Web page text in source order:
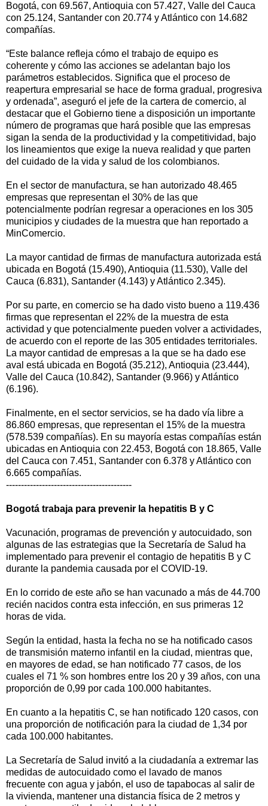
Bogotá, con 69.567, Antioquia con 57.427, Valle del Cauca
con 25.124, Santander con 20.774 y Atlántico con 14.682
compañías.
“Este balance refleja cómo el trabajo de equipo es
coherente y cómo las acciones se adelantan bajo los
parámetros establecidos. Significa que el proceso de
reapertura empresarial se hace de forma gradual, progresiva
y ordenada”, aseguró el jefe de la cartera de comercio, al
destacar que el Gobierno tiene a disposición un importante
número de programas que hará posible que las empresas
sigan la senda de la productividad y la competitividad, bajo
los lineamientos que exige la nueva realidad y que parten
del cuidado de la vida y salud de los colombianos.
En el sector de manufactura, se han autorizado 48.465
empresas que representan el 30% de las que
potencialmente podrían regresar a operaciones en los 305
municipios y ciudades de la muestra que han reportado a
MinComercio.
La mayor cantidad de firmas de manufactura autorizada está
ubicada en Bogotá (15.490), Antioquia (11.530), Valle del
Cauca (6.831), Santander (4.143) y Atlántico 2.345).
Por su parte, en comercio se ha dado visto bueno a 119.436
firmas que representan el 22% de la muestra de esta
actividad y que potencialmente pueden volver a actividades,
de acuerdo con el reporte de las 305 entidades territoriales.
La mayor cantidad de empresas a la que se ha dado ese
aval está ubicada en Bogotá (35.212), Antioquia (23.444),
Valle del Cauca (10.842), Santander (9.966) y Atlántico
(6.196).
Finalmente, en el sector servicios, se ha dado vía libre a
86.860 empresas, que representan el 15% de la muestra
(578.539 compañías). En su mayoría estas compañías están
ubicadas en Antioquia con 22.453, Bogotá con 18.865, Valle
del Cauca con 7.451, Santander con 6.378 y Atlántico con
6.665 compañías.
------------------------------------------
Bogotá trabaja para prevenir la hepatitis B y C
Vacunación, programas de prevención y autocuidado, son
algunas de las estrategias que la Secretaría de Salud ha
implementado para prevenir el contagio de hepatitis B y C
durante la pandemia causada por el COVID-19.
En lo corrido de este año se han vacunado a más de 44.700
recién nacidos contra esta infección, en sus primeras 12
horas de vida.
Según la entidad, hasta la fecha no se ha notificado casos
de transmisión materno infantil en la ciudad, mientras que,
en mayores de edad, se han notificado 77 casos, de los
cuales el 71 % son hombres entre los 20 y 39 años, con una
proporción de 0,99 por cada 100.000 habitantes.
En cuanto a la hepatitis C, se han notificado 120 casos, con
una proporción de notificación para la ciudad de 1,34 por
cada 100.000 habitantes.
La Secretaría de Salud invitó a la ciudadanía a extremar las
medidas de autocuidado como el lavado de manos
frecuente con agua y jabón, el uso de tapabocas al salir de
la vivienda, mantener una distancia física de 2 metros y